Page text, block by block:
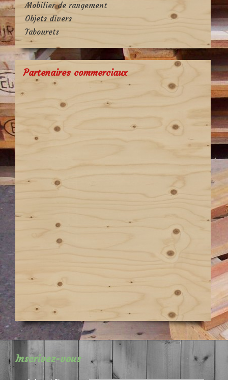
Mobilier de rangement
Objets divers
Tabourets
Partenaires commerciaux
Inscrivez-vous